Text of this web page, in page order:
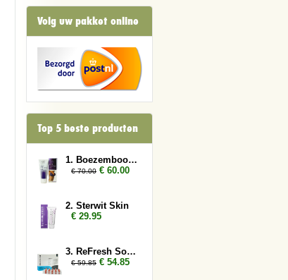
Volg uw pakket online
Top 5 beste producten
1. Boezembooster 2x
€ 70.00 € 60.00
2. Sterwit Skin
€ 29.95
3. ReFresh Sober Up 3x
€ 59.85 € 54.85